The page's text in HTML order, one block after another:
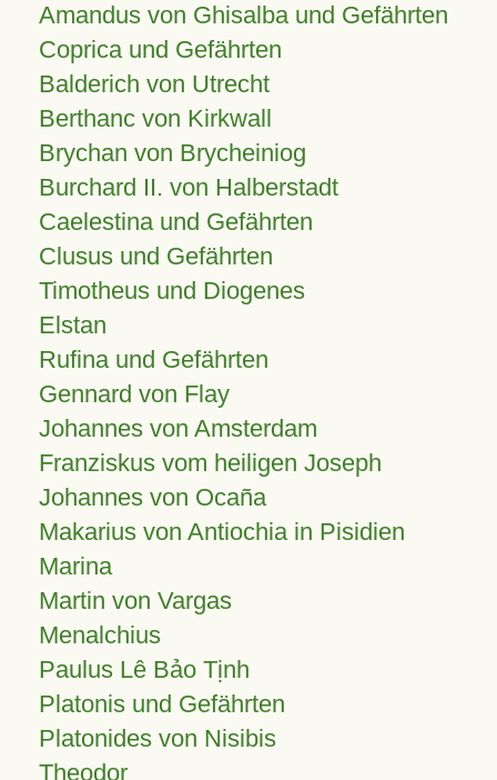
Amandus von Ghisalba und Gefährten
Coprica und Gefährten
Balderich von Utrecht
Berthanc von Kirkwall
Brychan von Brycheiniog
Burchard II. von Halberstadt
Caelestina und Gefährten
Clusus und Gefährten
Timotheus und Diogenes
Elstan
Rufina und Gefährten
Gennard von Flay
Johannes von Amsterdam
Franziskus vom heiligen Joseph
Johannes von Ocaña
Makarius von Antiochia in Pisidien
Marina
Martin von Vargas
Menalchius
Paulus Lê Bảo Tịnh
Platonis und Gefährten
Platonides von Nisibis
Theodor